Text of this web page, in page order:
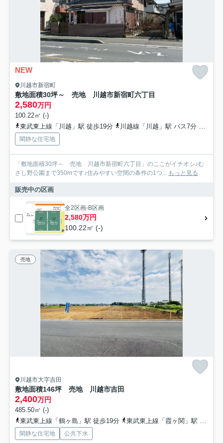
NEW
川越市新宿町
敷地面積30坪～ 売地 川越市新宿町六丁目
2,580万円
100.22㎡ (-)
東武東上線「川越」駅 徒歩19分
川越線「川越」駅 バス7分 西武バス「旭町（川越市）」 停歩1分
閑静な住宅地
「敷地面積30坪～ 売地 川越市新宿町六丁目」のここがイチオシ♪む
さし野公園まで350mです♪住みやすい空間の条件の1つ... もっと見る
販売中の区画
全2区画-B区画
2,580万円
100.22㎡ (-)
売地
川越市大字吉田
敷地面積146坪 売地 川越市吉田
2,400万円
485.50㎡ (-)
東武東上線「鶴ヶ島」駅 徒歩19分
東武東上線「霞ヶ関」駅 徒歩26分
閑静な住宅地 公共下水